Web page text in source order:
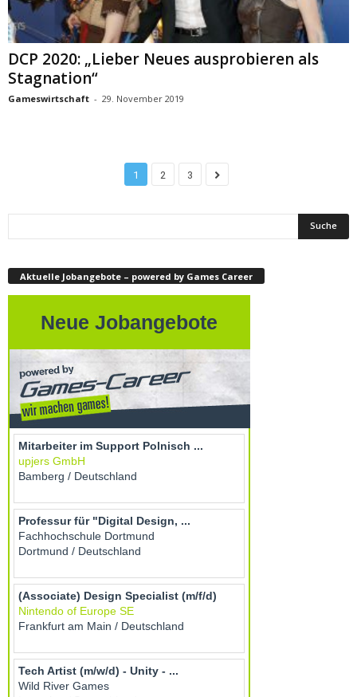
DCP 2020: „Lieber Neues ausprobieren als
Stagnation“
Gameswirtschaft - 29. November 2019
1 2 3
Aktuelle Jobangebote – powered by Games Career